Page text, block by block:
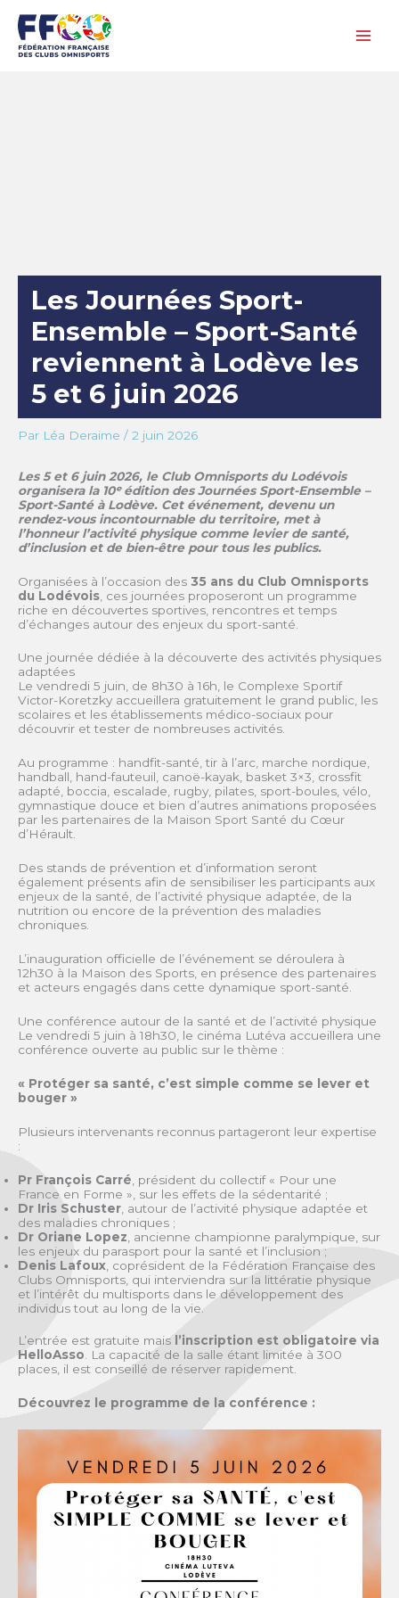
contenu
Les Journées Sport-
Ensemble – Sport-Santé
reviennent à Lodève les
5 et 6 juin 2026
Par Léa Deraime / 2 juin 2026
Les 5 et 6 juin 2026, le Club Omnisports du Lodévois
organisera la 10ᵉ édition des Journées Sport-Ensemble –
Sport-Santé à Lodève. Cet événement, devenu un
rendez-vous incontournable du territoire, met à
l’honneur l’activité physique comme levier de santé,
d’inclusion et de bien-être pour tous les publics.
Organisées à l’occasion des 35 ans du Club Omnisports
du Lodévois , ces journées proposeront un programme
riche en découvertes sportives, rencontres et temps
d’échanges autour des enjeux du sport-santé.
Une journée dédiée à la découverte des activités physiques
adaptées
Le vendredi 5 juin, de 8h30 à 16h, le Complexe Sportif
Victor-Koretzky accueillera gratuitement le grand public, les
scolaires et les établissements médico-sociaux pour
découvrir et tester de nombreuses activités.
Au programme : handfit-santé, tir à l’arc, marche nordique,
handball, hand-fauteuil, canoë-kayak, basket 3×3, crossfit
adapté, boccia, escalade, rugby, pilates, sport-boules, vélo,
gymnastique douce et bien d’autres animations proposées
par les partenaires de la Maison Sport Santé du Cœur
d’Hérault.
Des stands de prévention et d’information seront
également présents afin de sensibiliser les participants aux
enjeux de la santé, de l’activité physique adaptée, de la
nutrition ou encore de la prévention des maladies
chroniques.
L’inauguration officielle de l’événement se déroulera à
12h30 à la Maison des Sports, en présence des partenaires
et acteurs engagés dans cette dynamique sport-santé.
Une conférence autour de la santé et de l’activité physique
Le vendredi 5 juin à 18h30, le cinéma Lutéva accueillera une
conférence ouverte au public sur le thème :
« Protéger sa santé, c’est simple comme se lever et
bouger »
Plusieurs intervenants reconnus partageront leur expertise
:
Pr François Carré , président du collectif « Pour une
France en Forme », sur les effets de la sédentarité ;
Dr Iris Schuster , autour de l’activité physique adaptée et
des maladies chroniques ;
Dr Oriane Lopez , ancienne championne paralympique, sur
les enjeux du parasport pour la santé et l’inclusion ;
Denis Lafoux , coprésident de la Fédération Française des
Clubs Omnisports, qui interviendra sur la littératie physique
et l’intérêt du multisports dans le développement des
individus tout au long de la vie.
L’entrée est gratuite mais l’inscription est obligatoire via
HelloAsso . La capacité de la salle étant limitée à 300
places, il est conseillé de réserver rapidement.
Découvrez le programme de la conférence :